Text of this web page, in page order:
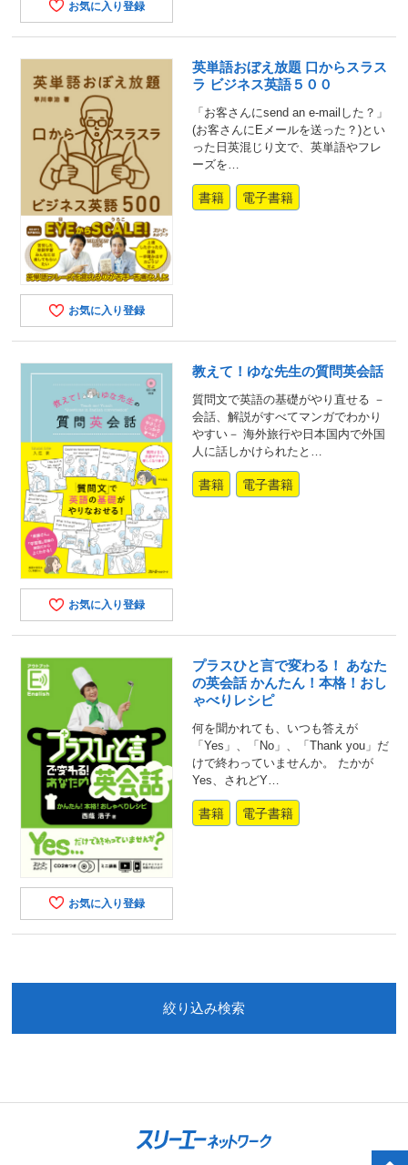
お気に入り登録
お気に入り登録
英単語おぼえ放題 口からスラス
ラ ビジネス英語５００
「お客さんにsend an e-mailした？」
(お客さんにEメールを送った？)とい
った日英混じり文で、英単語やフレ
ーズを…
書籍 電子書籍
お気に入り登録
教えて！ゆな先生の質問英会話
質問文で英語の基礎がやり直せる －
会話、解説がすべてマンガでわかり
やすい－ 海外旅行や日本国内で外国
人に話しかけられたと…
書籍 電子書籍
お気に入り登録
プラスひと言で変わる！ あなた
の英会話 かんたん！本格！おし
ゃべりレシピ
何を聞かれても、いつも答えが
「Yes」、「No」、「Thank you」だ
けで終わっていませんか。 たかが
Yes、されどY…
書籍 電子書籍
絞り込み検索